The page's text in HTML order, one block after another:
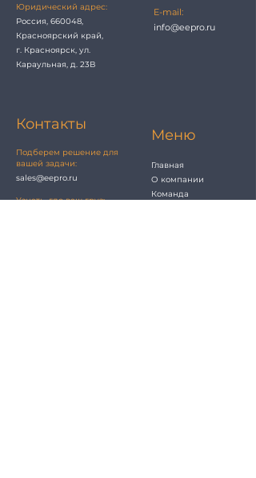
Юридический адрес:
Россия, 660048,
Красноярский край,
г. Красноярск, ул.
Караульная, д. 23В
E-mail:
info@eepro.ru
Контакты
Подберем решение для
вашей задачи:
sales@eepro.ru
Узнать, где ваш груз:
Меню
Главная
О компании
Команда